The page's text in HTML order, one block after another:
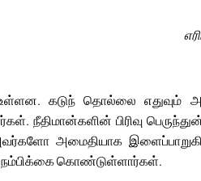
கடுந் தொல்லை எதுவும்
பிரிவு
அவர்களோ அமைதியாக
நம்பிக்கை கொண்டுள்ளார்கள்.